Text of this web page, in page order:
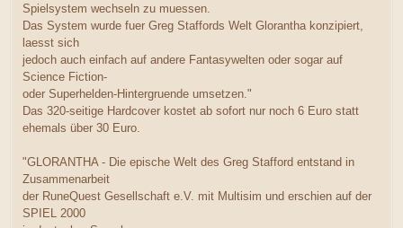
Spielsystem wechseln zu muessen.
Das System wurde fuer Greg Staffords Welt Glorantha konzipiert,
laesst sich
jedoch auch einfach auf andere Fantasywelten oder sogar auf
Science Fiction-
oder Superhelden-Hintergruende umsetzen."
Das 320-seitige Hardcover kostet ab sofort nur noch 6 Euro statt
ehemals über 30 Euro.
"GLORANTHA - Die epische Welt des Greg Stafford entstand in
Zusammenarbeit
der RuneQuest Gesellschaft e.V. mit Multisim und erschien auf der
SPIEL 2000